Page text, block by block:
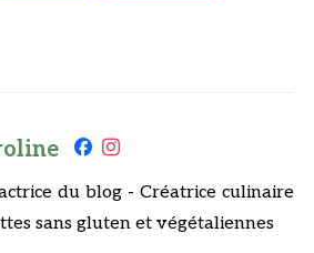
du blog - Créatrice culinaire
sans gluten et végétaliennes